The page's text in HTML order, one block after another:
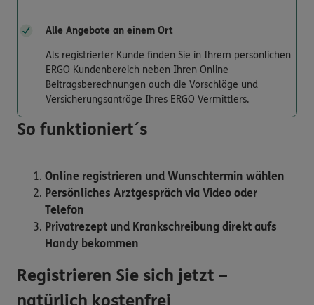
Alle Angebote an einem Ort
Als registrierter Kunde finden Sie in Ihrem persönlichen
ERGO Kundenbereich neben Ihren Online
Beitragsberechnungen auch die Vorschläge und
Versicherungsanträge Ihres ERGO Vermittlers.
So funktioniert´s
Online registrieren und Wunschtermin wählen
Persönliches Arztgespräch via Video oder
Telefon
Privatrezept und Krankschreibung direkt aufs
Handy bekommen
Registrieren Sie sich jetzt –